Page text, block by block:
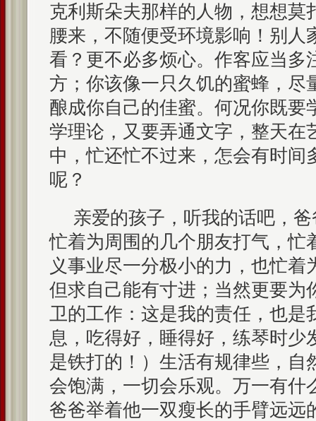
克利斯朵夫那样的人物，想想莫
腰来，不随便受环境影响！别人
看？更不必多烦心。作客应当多
方；你该像一只久饥的蜜蜂，尽
酿成你自己的佳蜜。何况你既要
学理论，又要弄通文字，整天在
中，忙还忙不过来，怎会有时间
呢？
亲爱的孩子，听我的话吧，
忙着为周围的几个朋友打气，忙
义事业尽一分极小的力，也忙着
但求自己能有寸进；当然更要为
卫的工作：这是我的责任，也是
息，吃得好，睡得好，练琴时少
是铁打的！）生活有规律些，自
会饱满，一切会乐观。万一有什
爸爸举着他一双瘦长的手臂远远